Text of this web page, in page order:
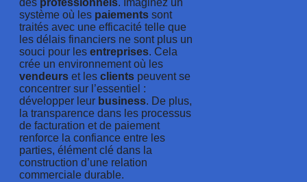
des professionnels. Imaginez un
système où les paiements sont
traités avec une efficacité telle que
les délais financiers ne sont plus un
souci pour les entreprises. Cela
crée un environnement où les
vendeurs et les clients peuvent se
concentrer sur l’essentiel :
développer leur business. De plus,
la transparence dans les processus
de facturation et de paiement
renforce la confiance entre les
parties, élément clé dans la
construction d’une relation
commerciale durable.